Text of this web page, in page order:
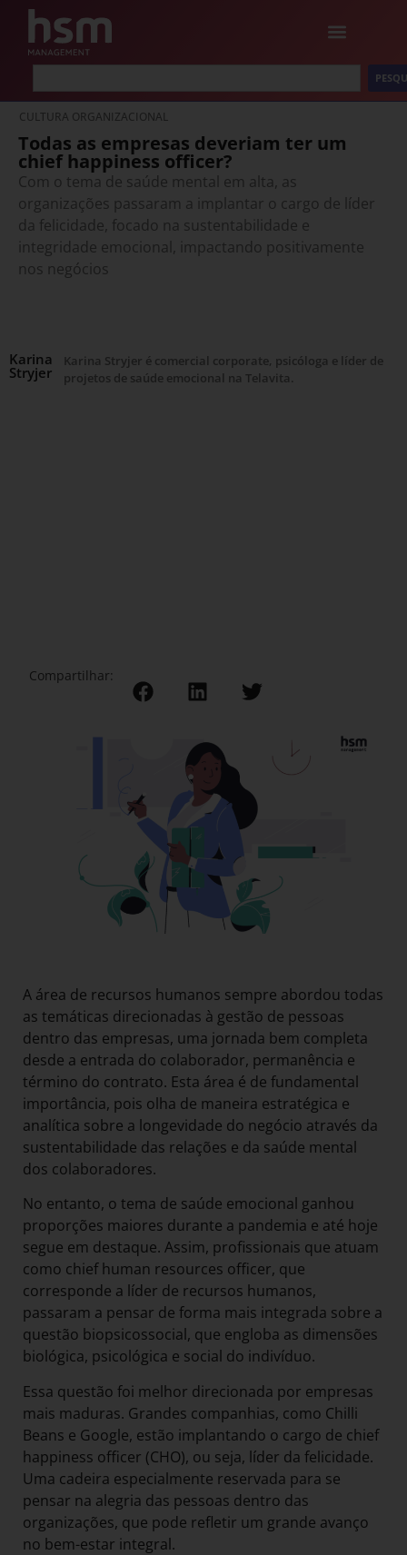
CULTURA ORGANIZACIONAL
Todas as empresas deveriam ter um
chief happiness officer?
Com o tema de saúde mental em alta, as
organizações passaram a implantar o cargo de líder
da felicidade, focado na sustentabilidade e
integridade emocional, impactando positivamente
nos negócios
Karina
Stryjer
Karina Stryjer é comercial corporate, psicóloga e líder de
projetos de saúde emocional na Telavita.
Compartilhar:
A área de recursos humanos sempre abordou todas
as temáticas direcionadas à gestão de pessoas
dentro das empresas, uma jornada bem completa
desde a entrada do colaborador, permanência e
término do contrato. Esta área é de fundamental
importância, pois olha de maneira estratégica e
analítica sobre a longevidade do negócio através da
sustentabilidade das relações e da saúde mental
dos colaboradores.
No entanto, o tema de saúde emocional ganhou
proporções maiores durante a pandemia e até hoje
segue em destaque. Assim, profissionais que atuam
como chief human resources officer, que
corresponde a líder de recursos humanos,
passaram a pensar de forma mais integrada sobre a
questão biopsicossocial, que engloba as dimensões
biológica, psicológica e social do indivíduo.
Essa questão foi melhor direcionada por empresas
mais maduras. Grandes companhias, como Chilli
Beans e Google, estão implantando o cargo de chief
happiness officer (CHO), ou seja, líder da felicidade.
Uma cadeira especialmente reservada para se
pensar na alegria das pessoas dentro das
organizações, que pode refletir um grande avanço
no bem-estar integral.